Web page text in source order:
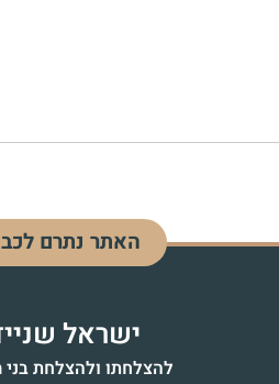
דוד בן מנחם
האתר נתרם
ישראל
להצלחתו ולהצלחת